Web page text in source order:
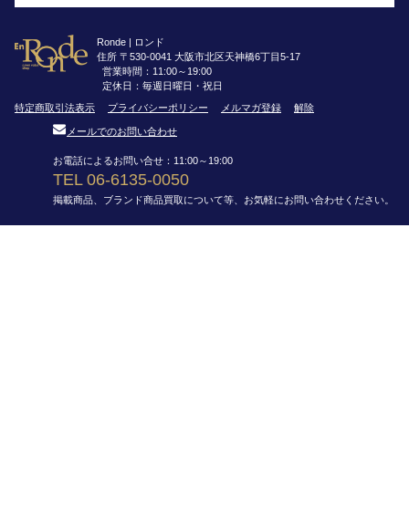
Ronde | ロンド
住所 〒530-0041 大阪市北区天神橋6丁目5-17
営業時間：11:00～19:00
定休日：毎週日曜日・祝日
特定商取引法表示
プライバシーポリシー メルマガ登録 解除
メールでのお問い合わせ
お電話によるお問い合せ：11:00～19:00
TEL 06-6135-0050
掲載商品、ブランド商品買取について等、お気軽にお問い合わせください。